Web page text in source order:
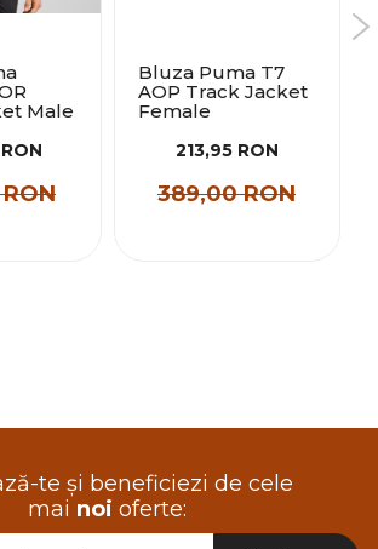
Male
Bluza Puma T7
AOP Track Jacket
Female
213,95 RON
389,00 RON
te și beneficiezi de cele
mai noi oferte: